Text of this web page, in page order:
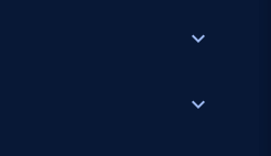
expand_more
expand_more